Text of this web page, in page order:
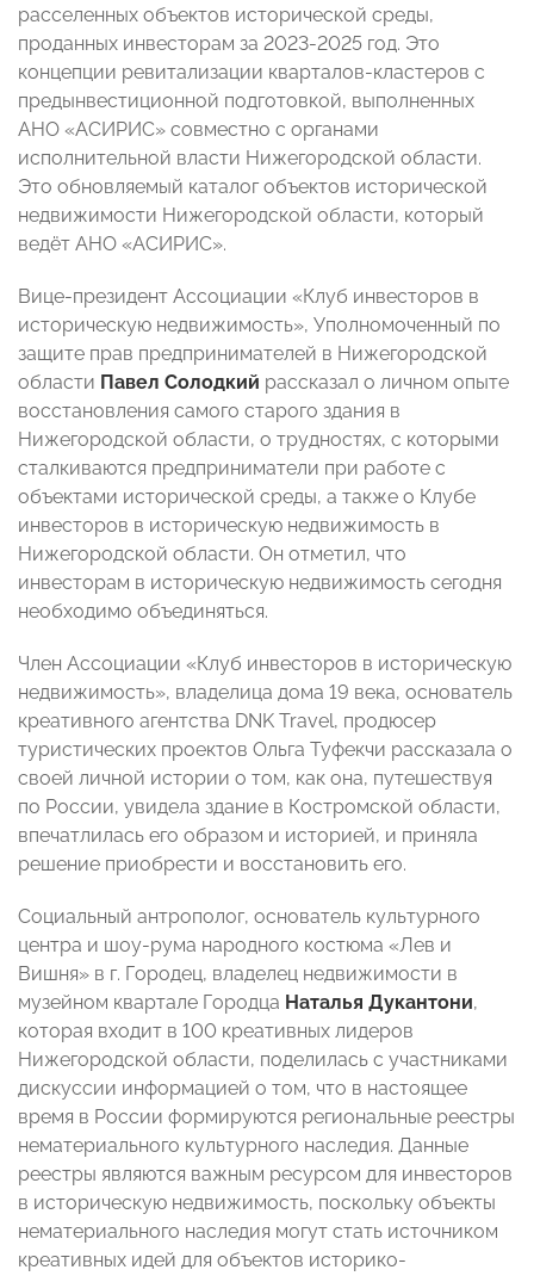
расселенных объектов исторической среды,
проданных инвесторам за 2023-2025 год. Это
концепции ревитализации кварталов-кластеров с
предынвестиционной подготовкой, выполненных
АНО «АСИРИС» совместно с органами
исполнительной власти Нижегородской области.
Это обновляемый каталог объектов исторической
недвижимости Нижегородской области, который
ведёт АНО «АСИРИС».
Вице-президент Ассоциации «Клуб инвесторов в
историческую недвижимость», Уполномоченный по
защите прав предпринимателей в Нижегородской
области Павел Солодкий рассказал о личном опыте
восстановления самого старого здания в
Нижегородской области, о трудностях, с которыми
сталкиваются предприниматели при работе с
объектами исторической среды, а также о Клубе
инвесторов в историческую недвижимость в
Нижегородской области. Он отметил, что
инвесторам в историческую недвижимость сегодня
необходимо объединяться.
Член Ассоциации «Клуб инвесторов в историческую
недвижимость», владелица дома 19 века, основатель
креативного агентства DNK Travel, продюсер
туристических проектов Ольга Туфекчи рассказала о
своей личной истории о том, как она, путешествуя
по России, увидела здание в Костромской области,
впечатлилась его образом и историей, и приняла
решение приобрести и восстановить его.
Социальный антрополог, основатель культурного
центра и шоу-рума народного костюма «Лев и
Вишня» в г. Городец, владелец недвижимости в
музейном квартале Городца Наталья Дукантони,
которая входит в 100 креативных лидеров
Нижегородской области, поделилась с участниками
дискуссии информацией о том, что в настоящее
время в России формируются региональные реестры
нематериального культурного наследия. Данные
реестры являются важным ресурсом для инвесторов
в историческую недвижимость, поскольку объекты
нематериального наследия могут стать источником
креативных идей для объектов историко-